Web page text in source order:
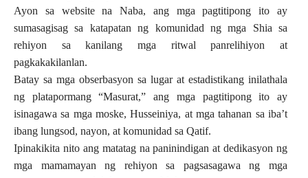
Ayon sa website na Naba, ang mga pagtitipong ito ay
sumasagisag sa katapatan ng komunidad ng mga Shia sa
rehiyon sa kanilang mga ritwal panrelihiyon at
pagkakakilanlan.
Batay sa mga obserbasyon sa lugar at estadistikang inilathala
ng platapormang “Masurat,” ang mga pagtitipong ito ay
isinagawa sa mga moske, Husseiniya, at mga tahanan sa iba’t
ibang lungsod, nayon, at komunidad sa Qatif.
Ipinakikita nito ang matatag na paninindigan at dedikasyon ng
mga mamamayan ng rehiyon sa pagsasagawa ng mga